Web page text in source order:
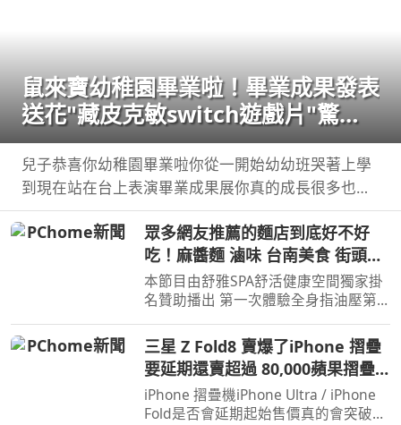
鼠來寶幼稚園畢業啦！畢業成果發表
送花"藏皮克敏switch遊戲片"驚喜
【Bobo TV】
兒子恭喜你幼稚園畢業啦你從一開始幼幼班哭著上學
到現在站在台上表演畢業成果展你真的成長很多也長
大了接下來你即將要上小學 ...
眾多網友推薦的麵店到底好不好
吃！麻醬麵 滷味 台南美食 街頭小
吃 美食 美食推薦 旅遊 fyp food
taiwanfood streetfood
本節目由舒雅SPA舒活健康空間獨家掛
名贊助播出 第一次體驗全身指油壓第
號 062985552 ...
三星 Z Fold8 賣爆了iPhone 摺疊
要延期還賣超過 80,000蘋果摺疊
大戰開打！
iPhone 摺疊機iPhone Ultra / iPhone
Fold是否會延期起始售價真的會突破台